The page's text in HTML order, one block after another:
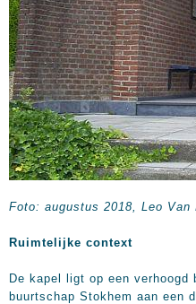
Foto: augustus 2018, Leo Van
Ruimtelijke context
De kapel ligt op een verhoogd
buurtschap Stokhem aan een